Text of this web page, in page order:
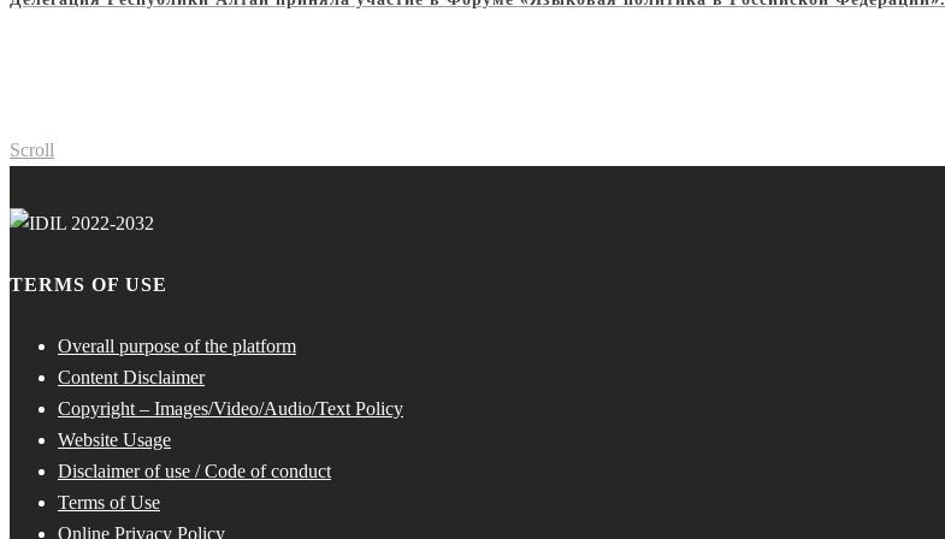
Scroll
TERMS OF USE
Overall purpose of the platform
Content Disclaimer
Copyright – Images/Video/Audio/Text Policy
Website Usage
Disclaimer of use / Code of conduct
Terms of Use
Online Privacy Policy